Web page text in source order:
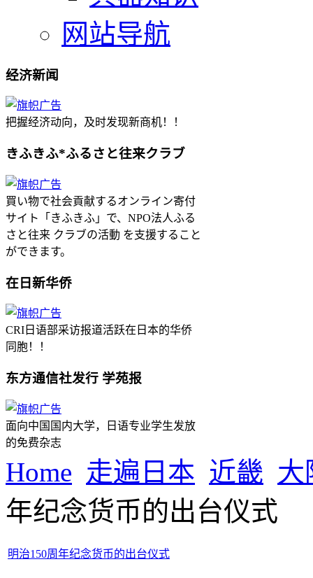
网站导航
经济新闻
把握经济动向，及时发现新商机！！
きふきふ*ふるさと往来クラブ
買い物で社会貢献するオンライン寄付
サイト「きふきふ」で、NPO法人ふる
さと往来 クラブの活動 を支援すること
ができます。
在日新华侨
CRI日语部采访报道活跃在日本的华侨
同胞！！
东方通信社发行 学苑报
面向中国国内大学，日语专业学生发放
的免费杂志
Home 走遍日本 近畿 大
年纪念货币的出台仪式
明治150周年纪念货币的出台仪式